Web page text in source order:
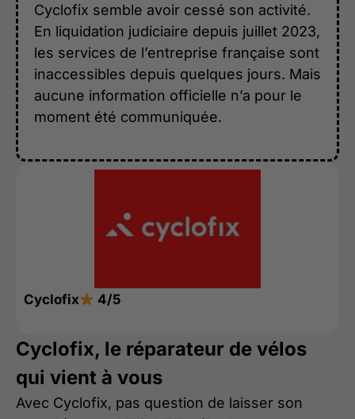
Cyclofix semble avoir cessé son activité.
En liquidation judiciaire depuis juillet 2023,
les services de l’entreprise française sont
inaccessibles depuis quelques jours. Mais
aucune information officielle n’a pour le
moment été communiquée.
Cyclofix 4/5
Cyclofix, le réparateur de vélos
qui vient à vous
Avec Cyclofix, pas question de laisser son